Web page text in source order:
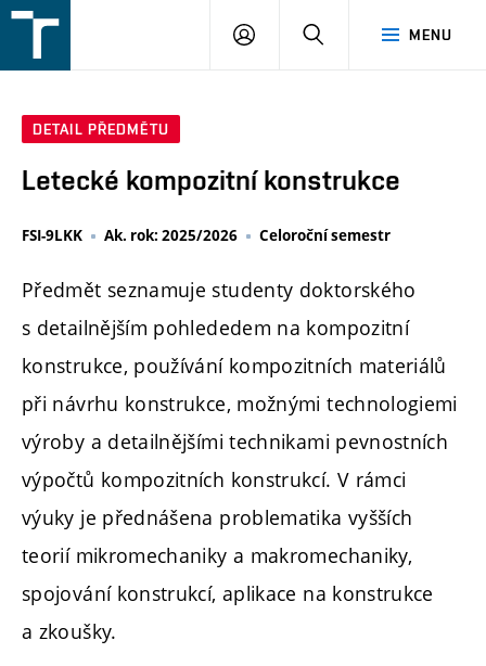
v
MENU
PŘIHLÁŠENÍ
DETAIL PŘEDMĚTU
Letecké kompozitní konstrukce
FSI-9LKK Ak. rok: 2025/2026 Celoroční semestr
Předmět seznamuje studenty doktorského
s detailnějším pohlededem na kompozitní
konstrukce, používání kompozitních materiálů
při návrhu konstrukce, možnými technologiemi
výroby a detailnějšími technikami pevnostních
výpočtů kompozitních konstrukcí. V rámci
výuky je přednášena problematika vyšších
teorií mikromechaniky a makromechaniky,
spojování konstrukcí, aplikace na konstrukce
a zkoušky.